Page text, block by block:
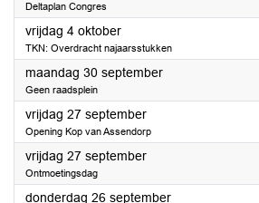
Deltaplan Congres
vrijdag 4 oktober2024
TKN: Overdracht najaarsstukken
maandag 30 september2024
Geen raadsplein
vrijdag 27 september2024
Opening Kop van Assendorp
vrijdag 27 september2024
Ontmoetingsdag
donderdag 26 september2024